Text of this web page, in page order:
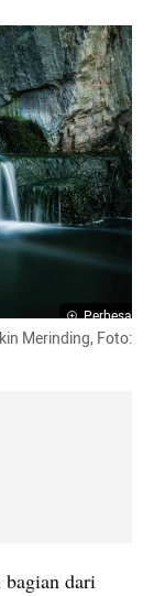
Perbesar
Merinding, Foto:
dari